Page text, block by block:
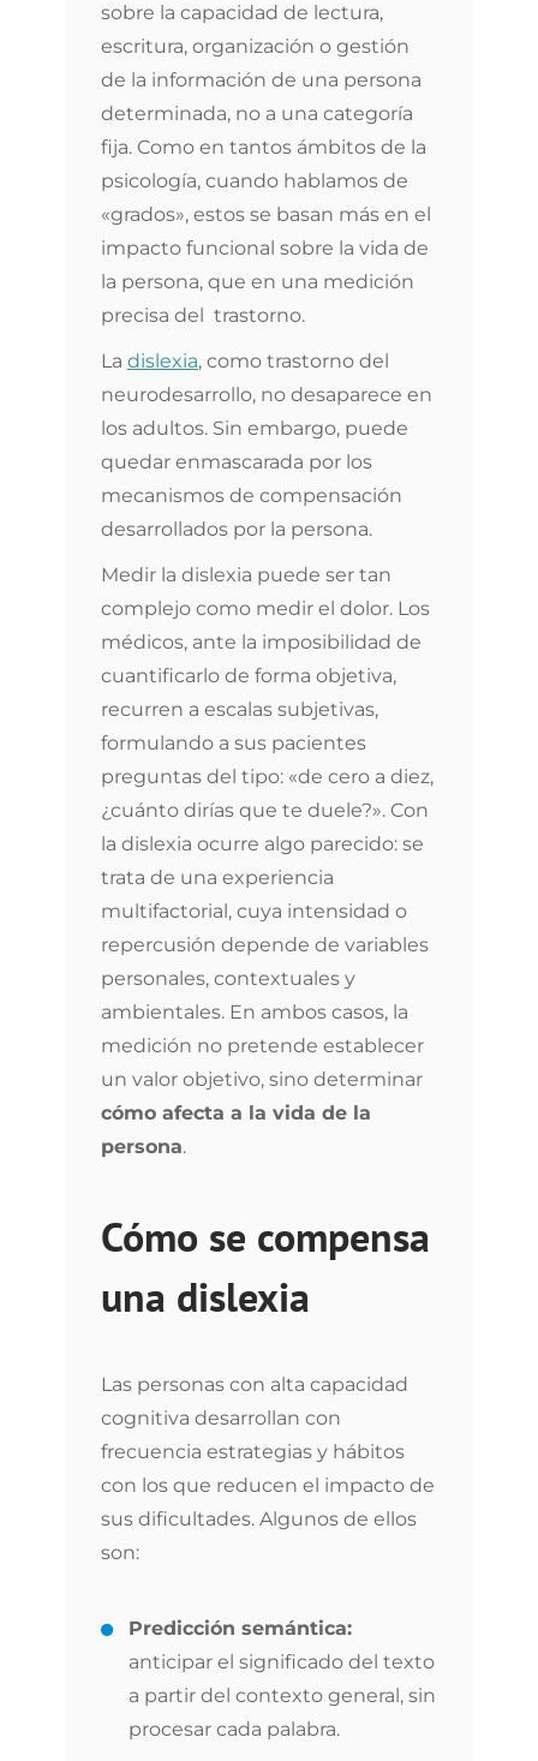
sobre la capacidad de lectura,
escritura, organización o gestión
de la información de una persona
determinada, no a una categoría
fija. Como en tantos ámbitos de la
psicología, cuando hablamos de
«grados», estos se basan más en el
impacto funcional sobre la vida de
la persona, que en una medición
precisa del trastorno.
La dislexia, como trastorno del
neurodesarrollo, no desaparece en
los adultos. Sin embargo, puede
quedar enmascarada por los
mecanismos de compensación
desarrollados por la persona.
Medir la dislexia puede ser tan
complejo como medir el dolor. Los
médicos, ante la imposibilidad de
cuantificarlo de forma objetiva,
recurren a escalas subjetivas,
formulando a sus pacientes
preguntas del tipo: «de cero a diez,
¿cuánto dirías que te duele?». Con
la dislexia ocurre algo parecido: se
trata de una experiencia
multifactorial, cuya intensidad o
repercusión depende de variables
personales, contextuales y
ambientales. En ambos casos, la
medición no pretende establecer
un valor objetivo, sino determinar
cómo afecta a la vida de la
persona.
Cómo se compensa
una dislexia
Las personas con alta capacidad
cognitiva desarrollan con
frecuencia estrategias y hábitos
con los que reducen el impacto de
sus dificultades. Algunos de ellos
son:
Predicción semántica:
anticipar el significado del texto
a partir del contexto general, sin
procesar cada palabra.